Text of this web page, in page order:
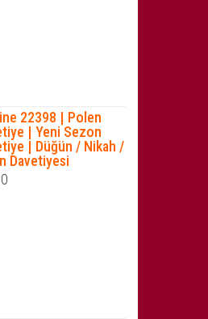
22398 | Polen
| Yeni Sezon
| Düğün / Nikah /
Davetiyesi